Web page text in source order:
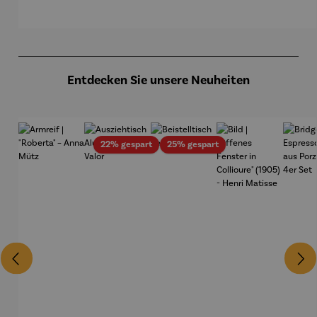
Entdecken Sie unsere Neuheiten
22% gespartRabatt25% gespartRabatt